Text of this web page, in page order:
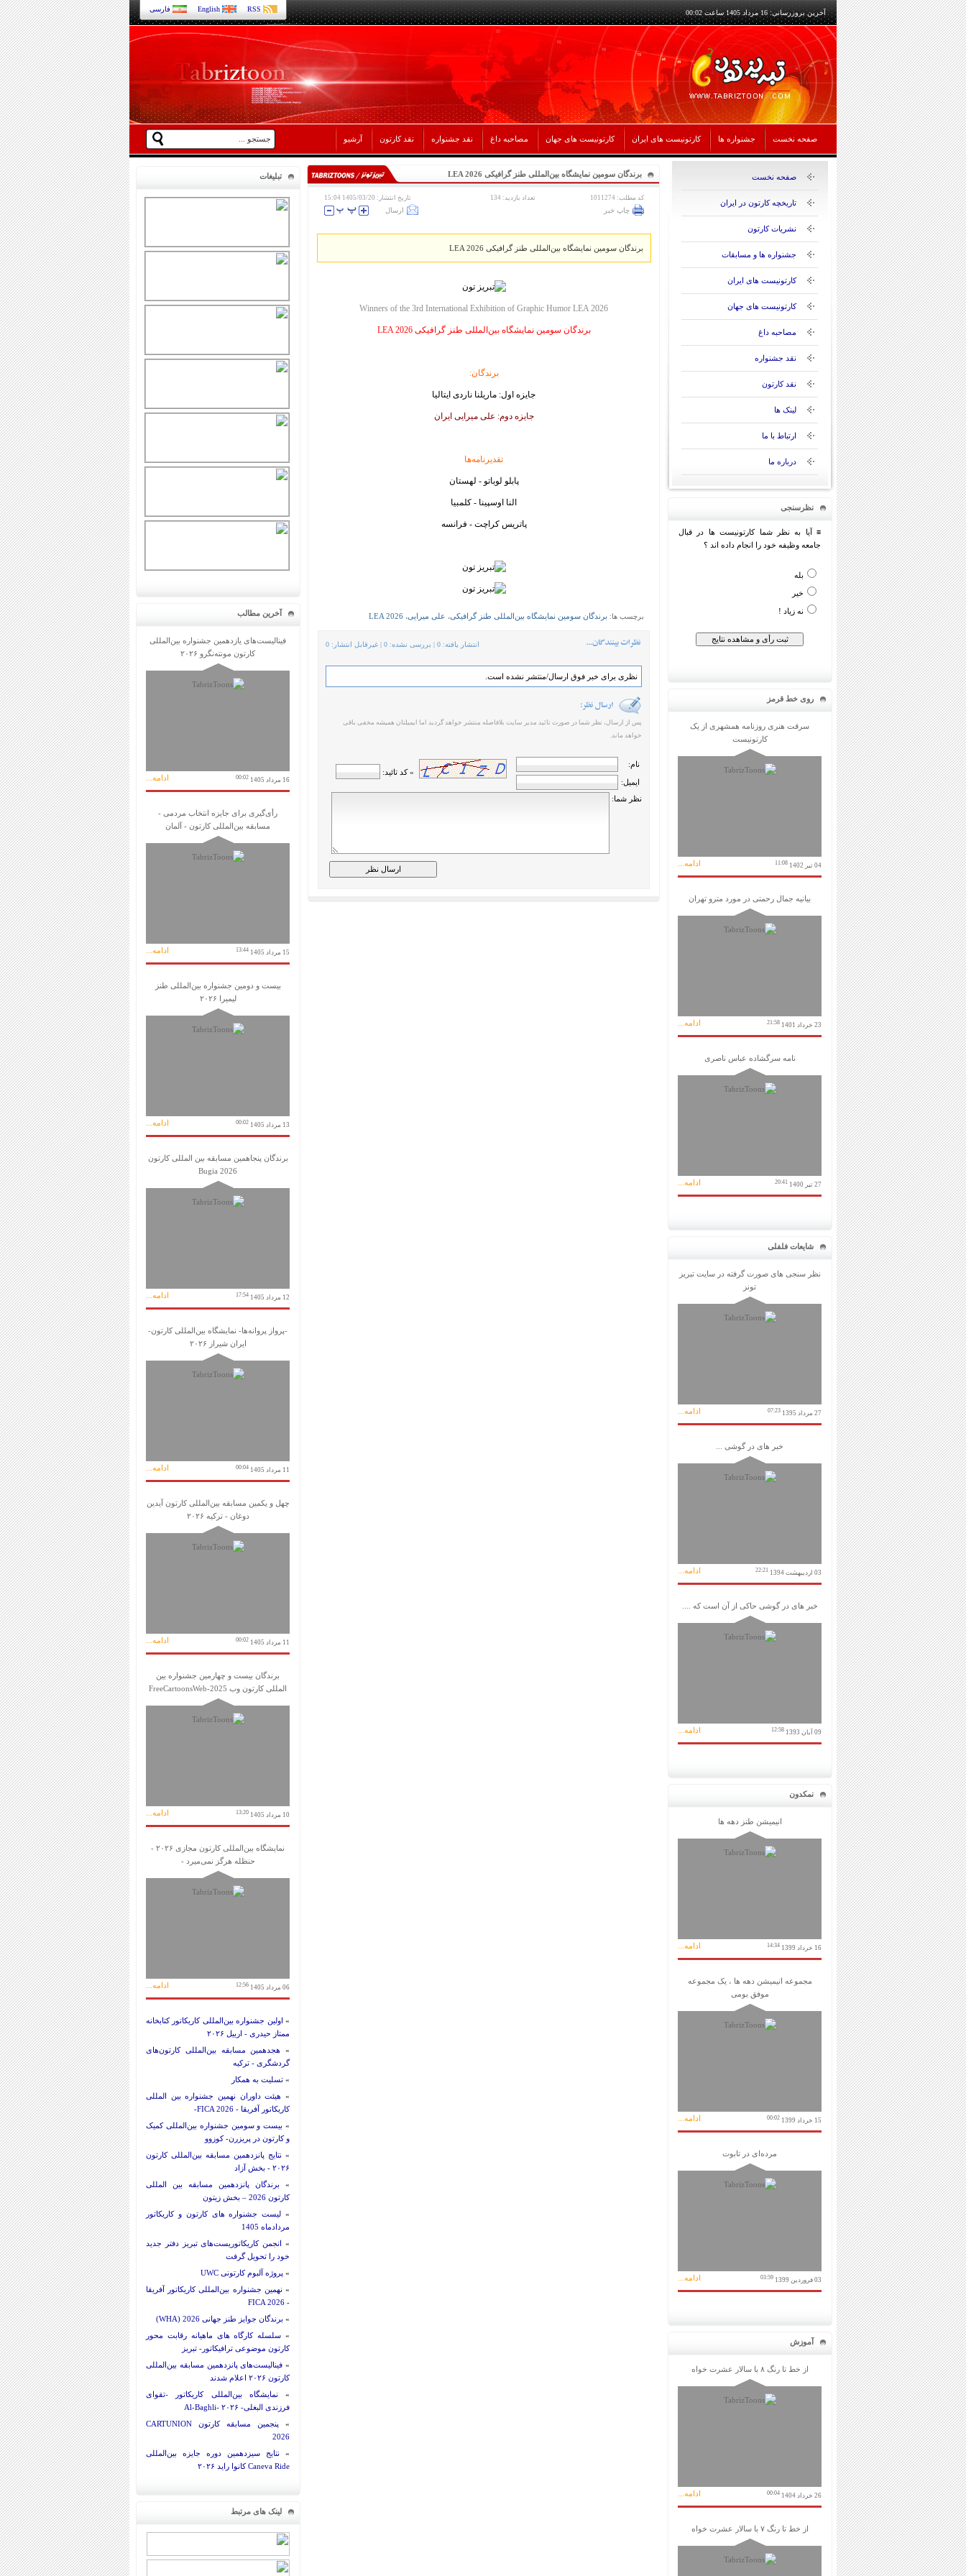
English RSS فارسی آخرین بروزرسانی: 16 مرداد 1405 ساعت 00:02
صفحه نخست جشنواره ها کارتونیست های ایران کارتونیست های جهان مصاحبه داغ نقد جشنواره نقد کارتون آرشیو
صفحه نخست
تاریخچه کارتون در ایران
نشریات کارتون
جشنواره ها و مسابقات
کارتونیست های ایران
کارتونیست های جهان
مصاحبه داغ
نقد جشنواره
نقد کارتون
لینک ها
ارتباط با ما
درباره ما
نظرسنجی
≡ آیا به نظر شما کارتونیست ها در قبال
جامعه وظیفه خود را انجام داده اند ؟
بله
خیر
نه زیاد !
روی خط قرمز
سرقت هنری روزنامه همشهری از یک
کارتونیست
04 تیر 1402 11:08 ادامه...
بیانیه جمال رحمتی در مورد مترو تهران
23 خرداد 1401 21:58 ادامه...
نامه سرگشاده عباس ناصری
27 تیر 1400 20:41 ادامه...
شایعات فلفلی
نظر سنجی های صورت گرفته در سایت تبریز
تونز
27 مرداد 1395 07:23 ادامه...
خبر های در گوشی ...
03 اردیبهشت 1394 22:21 ادامه...
خبر های در گوشی حاکی از آن است که ....
09 آبان 1393 12:58 ادامه...
نمکدون
انیمیشن طنز دهه ها
16 خرداد 1399 14:34 ادامه...
مجموعه انیمیشن دهه ها ، یک مجموعه
موفق بومی
15 خرداد 1399 00:02 ادامه...
مرده‌ای در تابوت
03 فروردین 1399 03:59 ادامه...
آموزش
از خط تا رنگ ۸ با سالار عشرت خواه
26 خرداد 1404 00:04 ادامه...
از خط تا رنگ ۷ با سالار عشرت خواه
برندگان سومین نمایشگاه بین‌المللی طنز گرافیکی LEA 2026
کد مطلب: 1011274 تعداد بازدید: 134 تاریخ انتشار: 1405/03/20 15:04
چاپ خبر ارسال
برندگان سومین نمایشگاه بین‌المللی طنز گرافیکی LEA 2026
Winners of the 3rd International Exhibition of Graphic Humor LEA 2026
برندگان سومین نمایشگاه بین‌المللی طنز گرافیکی LEA 2026
برندگان:
جایزه اول: ماریلنا ناردی ایتالیا
جایزه دوم: علی میرایی ایران
تقدیرنامه‌ها
پابلو لوباتو - لهستان
النا اوسپینا - کلمبیا
پاتریس کراچت - فرانسه
برچسب ها: برندگان سومین نمایشگاه بین‌المللی طنز گرافیکی، علی میرایی،LEA 2026
انتشار یافته: 0 | بررسی نشده: 0 | غیرقابل انتشار: 0
نظری برای خبر فوق ارسال/منتشر نشده است.
پس از ارسال، نظر شما در صورت تائید مدیر سایت بلافاصله منتشر خواهد گردید اما ایمیلتان همیشه مخفی باقی
خواهد ماند.
نام:
» کد تائید:
ایمیل:
نظر شما:
تبلیغات
آخرین مطالب
فینالیست‌های یازدهمین جشنواره بین‌المللی
کارتون مونته‌نگرو ۲۰۲۶
16 مرداد 1405 00:02 ادامه...
رأی‌گیری برای جایزه انتخاب مردمی -
مسابقه بین‌المللی کارتون - آلمان
15 مرداد 1405 13:44 ادامه...
بیست و دومین جشنواره بین‌المللی طنز
لیمیرا ۲۰۲۶
13 مرداد 1405 00:02 ادامه...
برندگان پنجاهمین مسابقه بین المللی کارتون
Bugia 2026
12 مرداد 1405 17:54 ادامه...
-پرواز پروانه‌ها- نمایشگاه بین‌المللی کارتون-
ایران شیراز ۲۰۲۶
11 مرداد 1405 00:04 ادامه...
چهل و یکمین مسابقه بین‌المللی کارتون آیدین
دوغان - ترکیه ۲۰۲۶
11 مرداد 1405 00:02 ادامه...
برندگان بیست و چهارمین جشنواره بین
المللی کارتون وب FreeCartoonsWeb-2025
10 مرداد 1405 13:20 ادامه...
نمایشگاه بین‌المللی کارتون مجازی ۲۰۲۶ -
حنظله هرگز نمی‌میرد -
06 مرداد 1405 12:56 ادامه...
» اولین جشنواره بین‌المللی کاریکاتور کتابخانه
ممتاز حیدری - اربیل ۲۰۲۶
»
هجدهمین مسابقه بین‌المللی کارتون‌های
گردشگری - ترکیه
» تسلیت به همکار
» هیئت داوران نهمین جشنواره بین المللی
کاریکاتور آفریقا - FICA 2026-
» بیست و سومین جشنواره بین‌المللی کمیک
و کارتون در پریزرن- کوزوو
» نتایج پانزدهمین مسابقه بین‌المللی کارتون
۲۰۲۶ - بخش آزاد
» برندگان پانزدهمین مسابقه بین المللی
کارتون 2026 – بخش زیتون
» لیست جشنواره های کارتون و کاریکاتور
مردادماه 1405
» انجمن کاریکاتوریست‌های تبریز دفتر جدید
خود را تحویل گرفت
» پروژه آلبوم کارتونی UWC
» نهمین جشنواره بین‌المللی کاریکاتور آفریقا
- FICA 2026
» برندگان جوایز طنز جهانی 2026 (WHA)
» سلسله کارگاه های ماهیانه رقابت محور
کارتون موضوعی ترافیکاتور- تبریز
» فینالیست‌های پانزدهمین مسابقه بین‌المللی
کارتون ۲۰۲۶ اعلام شدند
» نمایشگاه بین‌المللی کاریکاتور -تقوای
فرزندی البغلی- Al-Baghli- ۲۰۲۶
»
پنجمین مسابقه کارتون CARTUNION
2026
» نتایج سیزدهمین دوره جایزه بین‌المللی
Caneva Ride کانوا راید ۲۰۲۶
لینک های مرتبط